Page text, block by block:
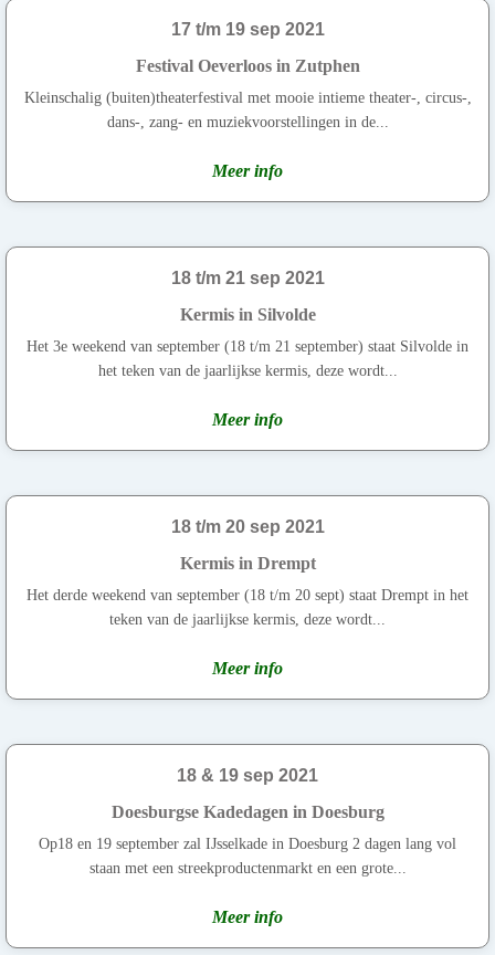
17 t/m 19 sep 2021
Festival Oeverloos in Zutphen
Kleinschalig (buiten)theaterfestival met mooie intieme theater-, circus-,
dans-, zang- en muziekvoorstellingen in de...
Meer info
18 t/m 21 sep 2021
Kermis in Silvolde
Het 3e weekend van september (18 t/m 21 september) staat Silvolde in
het teken van de jaarlijkse kermis, deze wordt...
Meer info
18 t/m 20 sep 2021
Kermis in Drempt
Het derde weekend van september (18 t/m 20 sept) staat Drempt in het
teken van de jaarlijkse kermis, deze wordt...
Meer info
18 & 19 sep 2021
Doesburgse Kadedagen in Doesburg
Op18 en 19 september zal IJsselkade in Doesburg 2 dagen lang vol
staan met een streekproductenmarkt en een grote...
Meer info